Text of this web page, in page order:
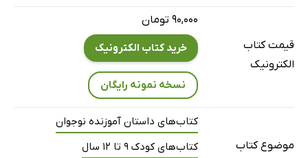
16. دختر هندوانه‌ای
20. تک و تنها
قیمت کتاب
الکترونیک
۹۰,۰۰۰ تومان
خرید کتاب الکترونیک
نسخه نمونه رایگان
موضوع کتاب
کتاب‌های داستان آموزنده نوجوان
کتاب‌های کودک 9 تا 12 سال